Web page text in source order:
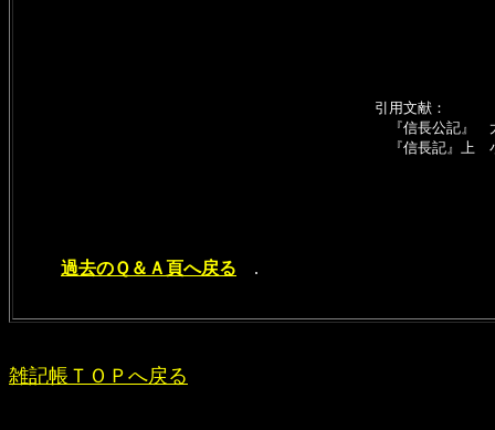
引用文献：
『信長公記』
『信長記』上
過去のＱ＆Ａ頁へ戻る .
雑記帳ＴＯＰへ戻る